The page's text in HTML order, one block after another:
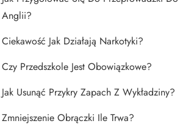
Anglii?
Ciekawość Jak Działają Narkotyki?
Czy Przedszkole Jest Obowiązkowe?
Jak Usunąć Przykry Zapach Z Wykładziny?
Zmniejszenie Obrączki Ile Trwa?